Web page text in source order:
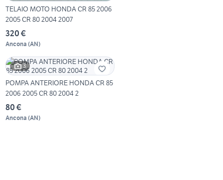
TELAIO MOTO HONDA CR 85 2006
2005 CR 80 2004 2007
320 €
Ancona (AN)
3
POMPA ANTERIORE HONDA CR 85
2006 2005 CR 80 2004 2
80 €
Ancona (AN)